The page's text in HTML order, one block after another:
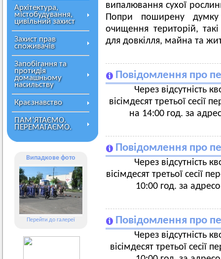
Архітектура,
містобудування,
цивільний захист
Захист прав
споживачів
Запобігання та
протидія
домашньому
насильству
Краєзнавство
ПАМ’ЯТАЄМО.
ПЕРЕМАГАЄМО.
Випадкове фото
Перейти до галереї
випалювання сухої
Попри поширену
очищення територій,
для довкілля, майна та
Повідомлення про
Через відсутність
вісімдесят третьої сесії
на 14:00 год. за
Повідомлення про
Через відсутність
вісімдесят третьої сесії
10:00 год. за
Повідомлення про
Через відсутність
вісімдесят третьої сесії